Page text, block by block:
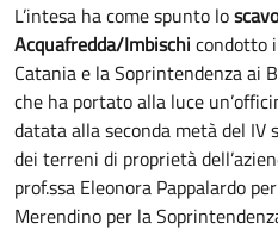
L’intesa ha come spunto lo
Acquafredda/Imbischi condotto
Catania e la Soprintendenza ai
che ha portato alla luce
datata alla seconda metà del IV
dei terreni di proprietà
prof.ssa Eleonora Pappalardo
Merendino per la